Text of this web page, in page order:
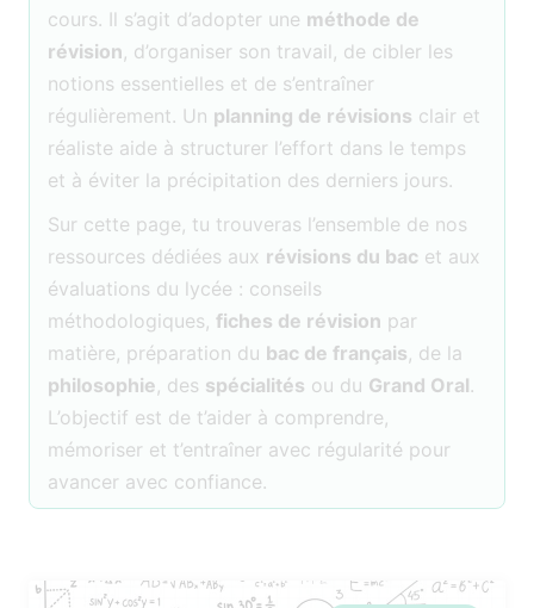
cours. Il s’agit d’adopter une méthode de
révision, d’organiser son travail, de cibler les
notions essentielles et de s’entraîner
régulièrement. Un planning de révisions clair et
réaliste aide à structurer l’effort dans le temps
et à éviter la précipitation des derniers jours.
Sur cette page, tu trouveras l’ensemble de nos
ressources dédiées aux révisions du bac et aux
évaluations du lycée : conseils
méthodologiques, fiches de révision par
matière, préparation du bac de français, de la
philosophie, des spécialités ou du Grand Oral.
L’objectif est de t’aider à comprendre,
mémoriser et t’entraîner avec régularité pour
avancer avec confiance.